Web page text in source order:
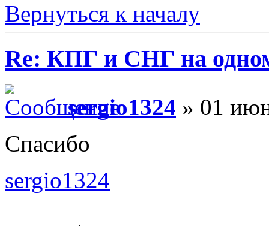
Вернуться к началу
Re: КПГ и СНГ на
sergio1324 » 01
Спасибо
sergio1324